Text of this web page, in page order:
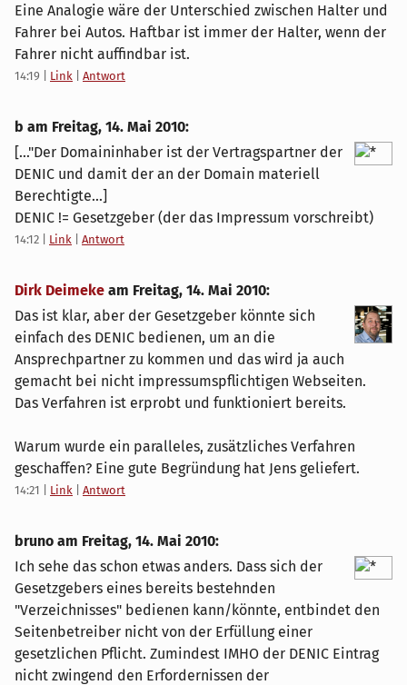
Eine Analogie wäre der Unterschied zwischen Halter und
Fahrer bei Autos. Haftbar ist immer der Halter, wenn der
Fahrer nicht auffindbar ist.
14:19 Link Antwort
b am Freitag, 14. Mai 2010:
[..."Der Domaininhaber ist der Vertragspartner der
DENIC und damit der an der Domain materiell
Berechtigte...]
DENIC != Gesetzgeber (der das Impressum vorschreibt)
14:12 Link Antwort
Dirk Deimeke am Freitag, 14. Mai 2010:
Das ist klar, aber der Gesetzgeber könnte sich
einfach des DENIC bedienen, um an die
Ansprechpartner zu kommen und das wird ja auch
gemacht bei nicht impressumspflichtigen Webseiten.
Das Verfahren ist erprobt und funktioniert bereits.
Warum wurde ein paralleles, zusätzliches Verfahren
geschaffen? Eine gute Begründung hat Jens geliefert.
14:21 Link Antwort
bruno am Freitag, 14. Mai 2010:
Ich sehe das schon etwas anders. Dass sich der
Gesetzgebers eines bereits bestehnden
"Verzeichnisses" bedienen kann/könnte, entbindet den
Seitenbetreiber nicht von der Erfüllung einer
gesetzlichen Pflicht. Zumindest IMHO der DENIC Eintrag
nicht zwingend den Erfordernissen der